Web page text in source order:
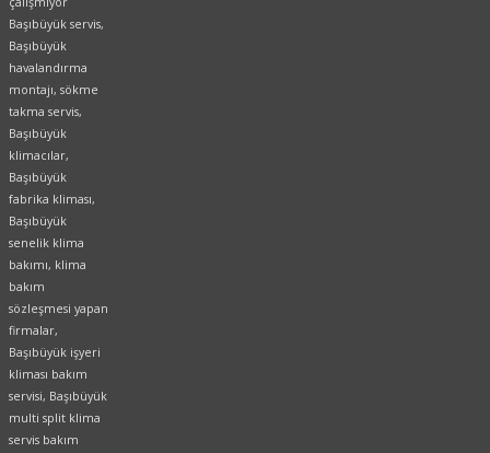
Başıbüyük servis,
Başıbüyük
havalandırma
montajı, sökme
takma servis,
Başıbüyük
klimacılar,
Başıbüyük
fabrika kliması,
Başıbüyük
senelik klima
bakımı, klima
bakım
sözleşmesi yapan
firmalar,
Başıbüyük işyeri
kliması bakım
servisi, Başıbüyük
multi split klima
servis bakım